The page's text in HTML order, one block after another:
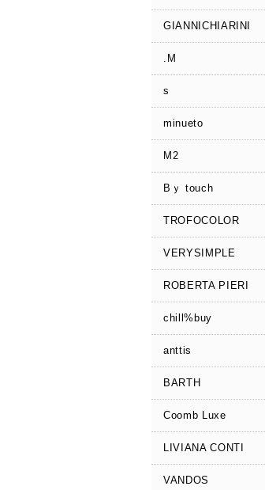
GIANNICHIARINI
.M
s
minueto
M2
Bｙ touch
TROFOCOLOR
VERYSIMPLE
ROBERTA PIERI
chill%buy
anttis
BARTH
Coomb Luxe
LIVIANA CONTI
VANDOS